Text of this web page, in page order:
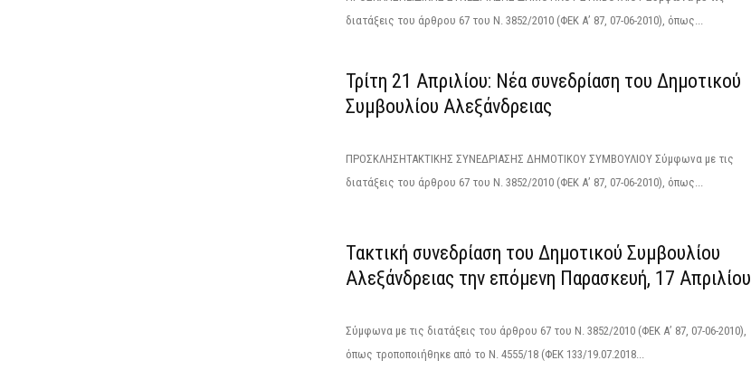
διατάξεις του άρθρου 67 του Ν. 3852/2010 (ΦΕΚ Α’ 87, 07-06-2010), όπως...
Τρίτη 21 Απριλίου: Νέα συνεδρίαση του Δημοτικού
Συμβουλίου Αλεξάνδρειας
ΠΡΟΣΚΛΗΣΗΤΑΚΤΙΚΗΣ ΣΥΝΕΔΡΙΑΣΗΣ ΔΗΜΟΤΙΚΟΥ ΣΥΜΒΟΥΛΙΟΥ Σύμφωνα με τις
διατάξεις του άρθρου 67 του Ν. 3852/2010 (ΦΕΚ Α’ 87, 07-06-2010), όπως...
Τακτική συνεδρίαση του Δημοτικού Συμβουλίου
Αλεξάνδρειας την επόμενη Παρασκευή, 17 Απριλίου
Σύμφωνα με τις διατάξεις του άρθρου 67 του Ν. 3852/2010 (ΦΕΚ Α’ 87, 07-06-2010),
όπως τροποποιήθηκε από το N. 4555/18 (ΦΕΚ 133/19.07.2018...